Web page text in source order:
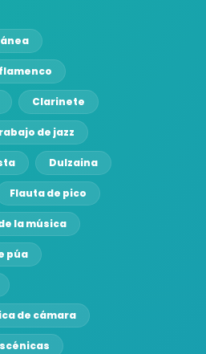
Clarinete
de jazz
Dulzaina
Flauta de pico
la música
púa
de cámara